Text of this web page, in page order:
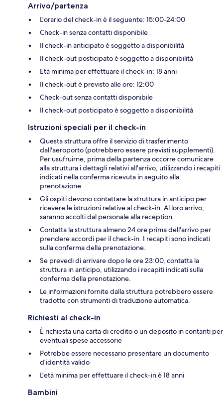
Arrivo/partenza
L'orario del check-in è il seguente: 15:00-24:00
Check-in senza contatti disponibile
Il check-in anticipato è soggetto a disponibilità
Il check-out posticipato è soggetto a disponibilità
Età minima per effettuare il check-in: 18 anni
Il check-out è previsto alle ore: 12:00
Check-out senza contatti disponibile
Il check-out posticipato è soggetto a disponibilità
Istruzioni speciali per il check-in
Questa struttura offre il servizio di trasferimento
dall'aeroporto (potrebbero essere previsti supplementi).
Per usufruirne, prima della partenza occorre comunicare
alla struttura i dettagli relativi all'arrivo, utilizzando i recapiti
indicati nella conferma ricevuta in seguito alla
prenotazione.
Gli ospiti devono contattare la struttura in anticipo per
ricevere le istruzioni relative al check-in. Al loro arrivo,
saranno accolti dal personale alla reception.
Contatta la struttura almeno 24 ore prima dell'arrivo per
prendere accordi per il check-in. I recapiti sono indicati
sulla conferma della prenotazione.
Se prevedi di arrivare dopo le ore 23:00, contatta la
struttura in anticipo, utilizzando i recapiti indicati sulla
conferma della prenotazione.
Le informazioni fornite dalla struttura potrebbero essere
tradotte con strumenti di traduzione automatica.
Richiesti al check-in
È richiesta una carta di credito o un deposito in contanti per
eventuali spese accessorie
Potrebbe essere necessario presentare un documento
d’identità valido
L'età minima per effettuare il check-in è 18 anni
Bambini